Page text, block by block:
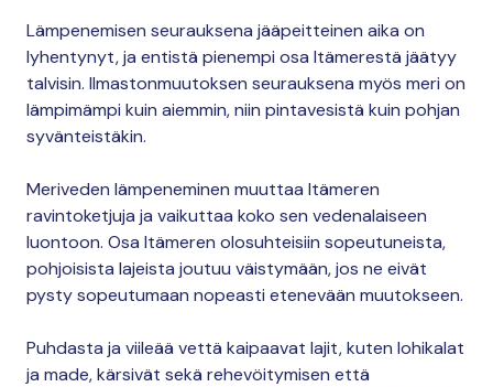
Lämpenemisen seurauksena jääpeitteinen aika on
lyhentynyt, ja entistä pienempi osa Itämerestä jäätyy
talvisin. Ilmastonmuutoksen seurauksena myös meri on
lämpimämpi kuin aiemmin, niin pintavesistä kuin pohjan
syvänteistäkin.
Meriveden lämpeneminen muuttaa Itämeren
ravintoketjuja ja vaikuttaa koko sen vedenalaiseen
luontoon. Osa Itämeren olosuhteisiin sopeutuneista,
pohjoisista lajeista joutuu väistymään, jos ne eivät
pysty sopeutumaan nopeasti etenevään muutokseen.
Puhdasta ja viileää vettä kaipaavat lajit, kuten lohikalat
ja made, kärsivät sekä rehevöitymisen että